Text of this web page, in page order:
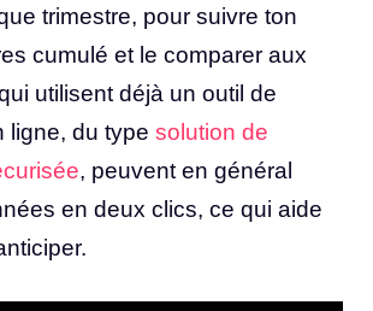
trimestre, pour suivre ton
cumulé et le comparer aux
utilisent déjà un outil de
ligne, du type solution de
, peuvent en général
en deux clics, ce qui aide